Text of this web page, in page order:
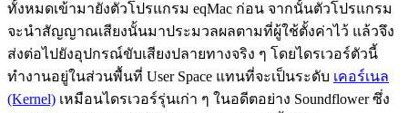
ทั้งหมดเข้ามายังตัวโปรแกรม eqMac ก่อน จากนั้นตัวโปรแกรม
จะนำสัญญาณเสียงนั้นมาประมวลผลตามที่ผู้ใช้ตั้งค่าไว้ แล้วจึง
ส่งต่อไปยังอุปกรณ์ขับเสียงปลายทางจริง ๆ โดยไดรเวอร์ตัวนี้
ทำงานอยู่ในส่วนพื้นที่ User Space แทนที่จะเป็นระดับ เคอร์เนล
(Kernel) เหมือนไดรเวอร์รุ่นเก่า ๆ ในอดีตอย่าง Soundflower ซึ่ง